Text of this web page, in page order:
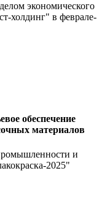
экономического
холдинг" в феврале-
обеспечение
материалов
и
2025"